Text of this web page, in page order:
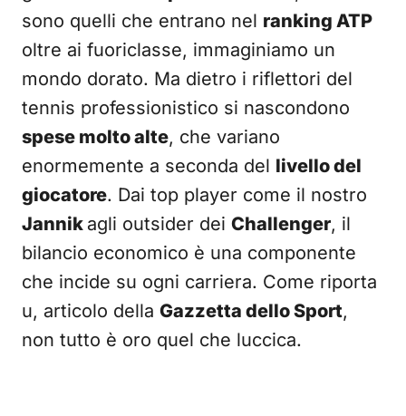
sono quelli che entrano nel ranking ATP
oltre ai fuoriclasse, immaginiamo un
mondo dorato. Ma dietro i riflettori del
tennis professionistico si nascondono
spese molto alte, che variano
enormemente a seconda del livello del
giocatore. Dai top player come il nostro
Jannik agli outsider dei Challenger, il
bilancio economico è una componente
che incide su ogni carriera. Come riporta
u, articolo della Gazzetta dello Sport,
non tutto è oro quel che luccica.